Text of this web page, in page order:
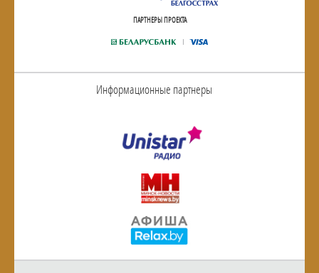
ПАРТНЕРЫ ПРОЕКТА
Информационные партнеры